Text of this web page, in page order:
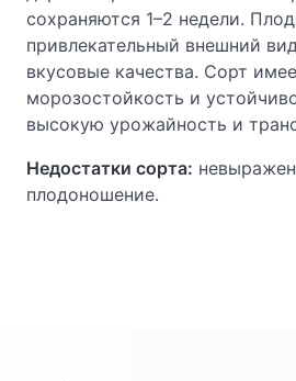
сохраняются 1–2 недели.
привлекательный внешний
вкусовые качества. Сорт
морозостойкость и
высокую урожайность и
Недостатки сорта:
плодоношение.